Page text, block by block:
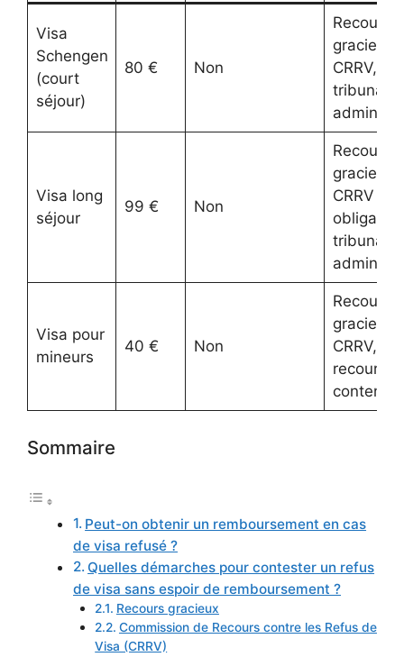
Visa
Schengen
(court
séjour)
80 € Non
Recours
gracieux,
CRRV,
tribunal
Visa long
séjour
99 € Non
Recours
gracieux,
CRRV
tribunal
Visa pour
mineurs
40 € Non
Recours
gracieux,
CRRV,
recours
Sommaire
Peut-on obtenir un remboursement en cas
de visa refusé ?
Quelles démarches pour contester un refus
de visa sans espoir de remboursement ?
Recours gracieux
Commission de Recours contre les Refus de
Visa (CRRV)